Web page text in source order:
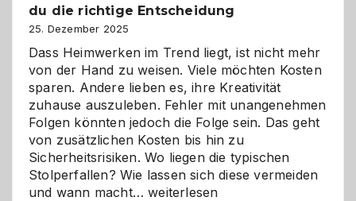
und
Zukunft
du die richtige Entscheidung
25. Dezember 2025
Dass Heimwerken im Trend liegt, ist nicht mehr
von der Hand zu weisen. Viele möchten Kosten
sparen. Andere lieben es, ihre Kreativität
zuhause auszuleben. Fehler mit unangenehmen
Folgen könnten jedoch die Folge sein. Das geht
von zusätzlichen Kosten bis hin zu
Sicherheitsrisiken. Wo liegen die typischen
Stolperfallen? Wie lassen sich diese vermeiden
und wann macht…Selber
weiterlesen